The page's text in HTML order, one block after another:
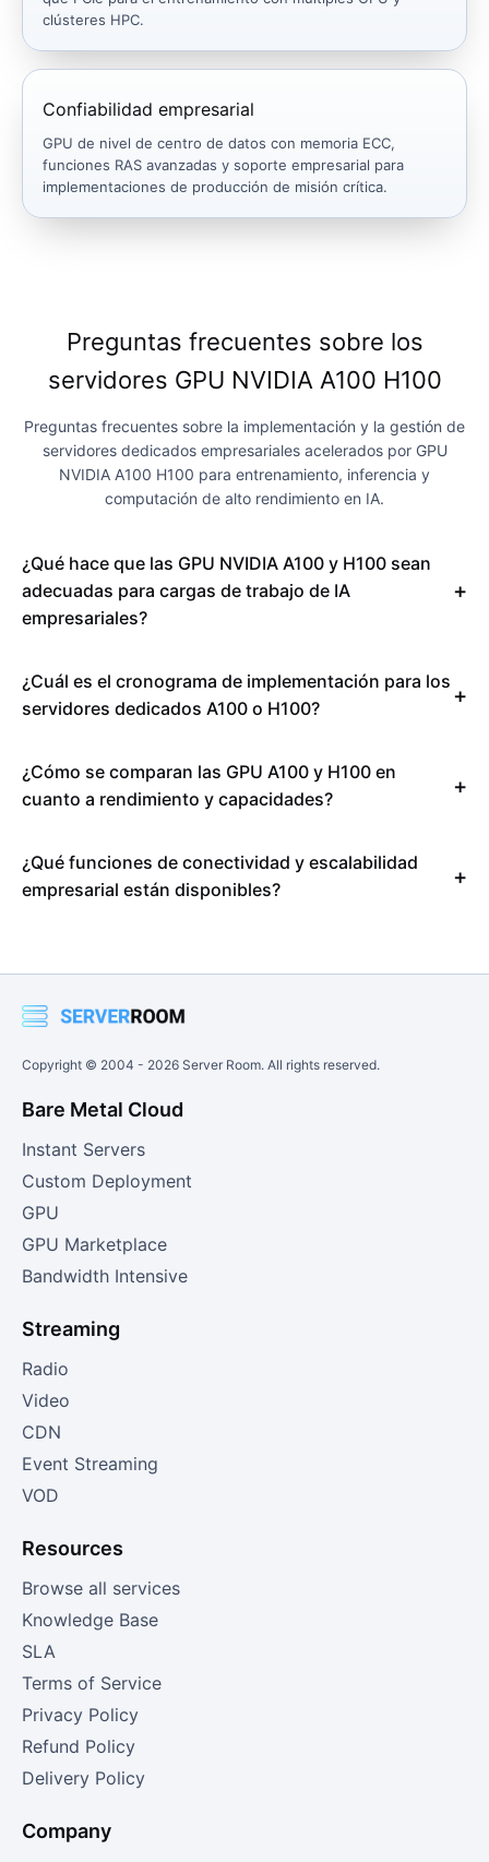
clústeres HPC.
Confiabilidad empresarial
GPU de nivel de centro de datos con memoria ECC,
funciones RAS avanzadas y soporte empresarial para
implementaciones de producción de misión crítica.
Preguntas frecuentes sobre los
servidores GPU NVIDIA A100 H100
Preguntas frecuentes sobre la implementación y la gestión de
servidores dedicados empresariales acelerados por GPU
NVIDIA A100 H100 para entrenamiento, inferencia y
computación de alto rendimiento en IA.
¿Qué hace que las GPU NVIDIA A100 y H100 sean
adecuadas para cargas de trabajo de IA
empresariales?
¿Cuál es el cronograma de implementación para los
servidores dedicados A100 o H100?
¿Cómo se comparan las GPU A100 y H100 en
cuanto a rendimiento y capacidades?
¿Qué funciones de conectividad y escalabilidad
empresarial están disponibles?
Copyright © 2004 - 2026 Server Room. All rights reserved.
Bare Metal Cloud
Instant Servers
Custom Deployment
GPU
GPU Marketplace
Bandwidth Intensive
Streaming
Radio
Video
CDN
Event Streaming
VOD
Resources
Browse all services
Knowledge Base
SLA
Terms of Service
Privacy Policy
Refund Policy
Delivery Policy
Company